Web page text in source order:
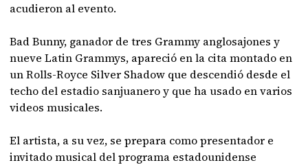
acudieron al evento.
Bad Bunny, ganador de tres Grammy anglosajones y
nueve Latin Grammys, apareció en la cita montado en
un Rolls-Royce Silver Shadow que descendió desde el
techo del estadio sanjuanero y que ha usado en varios
videos musicales.
El artista, a su vez, se prepara como presentador e
invitado musical del programa estadounidense